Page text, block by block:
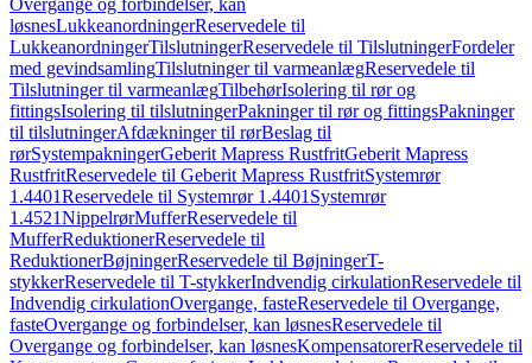
Overgange og forbindelser, kan
løsnesLukkeanordningerReservedele til
LukkeanordningerTilslutningerReservedele til TilslutningerFordeler
med gevindsamlingTilslutninger til varmeanlægReservedele til
Tilslutninger til varmeanlægTilbehørIsolering til rør og
fittingsIsolering til tilslutningerPakninger til rør og fittingsPakninger
til tilslutningerAfdækninger til rørBeslag til
rørSystempakningerGeberit Mapress RustfritGeberit Mapress
RustfritReservedele til Geberit Mapress RustfritSystemrør
1.4401Reservedele til Systemrør 1.4401 Systemrør
1.4521NippelrørMufferReservedele til
MufferReduktionerReservedele til
ReduktionerBøjningerReservedele til BøjningerT-
stykkerReservedele til T-stykkerIndvendig cirkulationReservedele til
Indvendig cirkulationOvergange, fasteReservedele til Overgange,
fasteOvergange og forbindelser, kan løsnesReservedele til
Overgange og forbindelser, kan løsnesKompensatorerReservedele til